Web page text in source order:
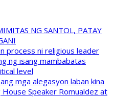
NG SANTOL, PATAY
process ni religious leader
ng isang mambabatas
level
mga alegasyon laban kina
Speaker Romualdez at